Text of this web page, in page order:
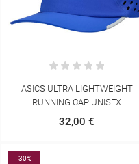
ASICS ULTRA LIGHTWEIGHT
RUNNING CAP UNISEX
32,00 €
-30%